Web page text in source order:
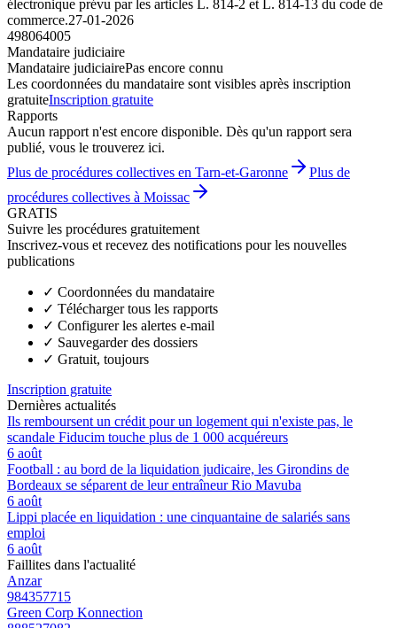
électronique prévu par les articles L. 814-2 et L. 814-13 du code de
commerce.27-01-2026
498064005
Mandataire judiciaire
Mandataire judiciairePas encore connu
Les coordonnées du mandataire sont visibles après inscription
gratuiteInscription gratuite
Rapports
Aucun rapport n'est encore disponible. Dès qu'un rapport sera
publié, vous le trouverez ici.
Plus de procédures collectives en Tarn-et-Garonne
Plus de
procédures collectives à Moissac
GRATIS
Suivre les procédures gratuitement
Inscrivez-vous et recevez des notifications pour les nouvelles
publications
✓ Coordonnées du mandataire
✓ Télécharger tous les rapports
✓ Configurer les alertes e-mail
✓ Sauvegarder des dossiers
✓ Gratuit, toujours
Inscription gratuite
Dernières actualités
Ils remboursent un crédit pour un logement qui n'existe pas, le
scandale Fiducim touche plus de 1 000 acquéreurs
6 août
Football : au bord de la liquidation judicaire, les Girondins de
Bordeaux se séparent de leur entraîneur Rio Mavuba
6 août
Lippi placée en liquidation : une cinquantaine de salariés sans
emploi
6 août
Faillites dans l'actualité
Anzar
984357715
Green Corp Konnection